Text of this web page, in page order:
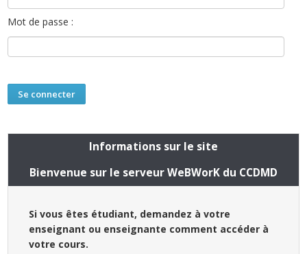
Mot de passe :
Informations sur le site
Bienvenue sur le serveur WeBWorK du CCDMD
Si vous êtes étudiant, demandez à votre
enseignant ou enseignante comment accéder à
votre cours.